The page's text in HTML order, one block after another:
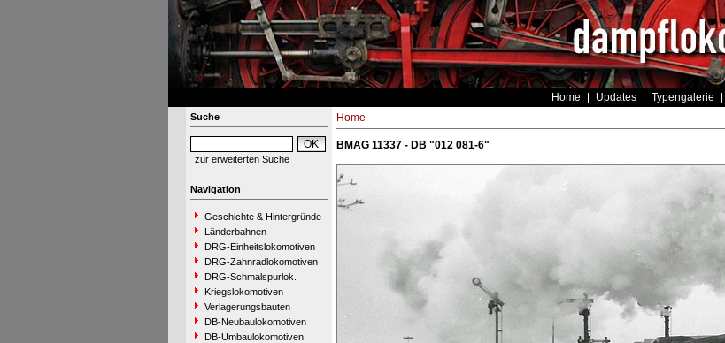
Home Updates Typengalerie
Suche
zur erweiterten Suche
Navigation
Geschichte & Hintergründe
Länderbahnen
DRG-Einheitslokomotiven
DRG-Zahnradlokomotiven
DRG-Schmalspurlok.
Kriegslokomotiven
Verlagerungsbauten
DB-Neubaulokomotiven
DB-Umbaulokomotiven
Home
BMAG 11337 - DB "012 081-6"